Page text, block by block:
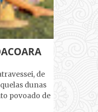
de
dunas
povoado de